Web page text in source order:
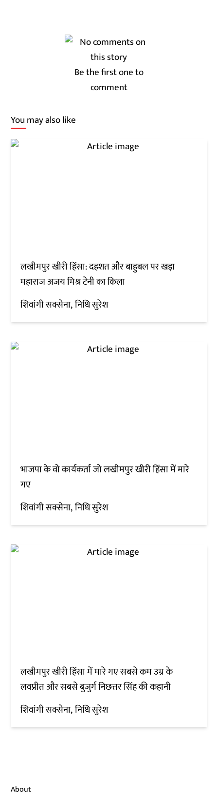
Be the first one to
comment
You may also like
लखीमपुर खीरी हिंसा: दहशत और बाहुबल पर खड़ा
महाराज अजय मिश्र टेनी का किला
शिवांगी सक्सेना निधि सुरेश
भाजपा के वो कार्यकर्ता जो लखीमपुर खीरी हिंसा में मारे
गए
शिवांगी सक्सेना निधि सुरेश
लखीमपुर खीरी हिंसा में मारे गए सबसे कम उम्र के
लवप्रीत और सबसे बुजुर्ग निछत्तर सिंह की कहानी
शिवांगी सक्सेना निधि सुरेश
About